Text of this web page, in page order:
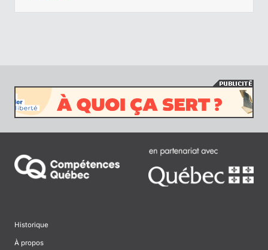
Historique
À propos